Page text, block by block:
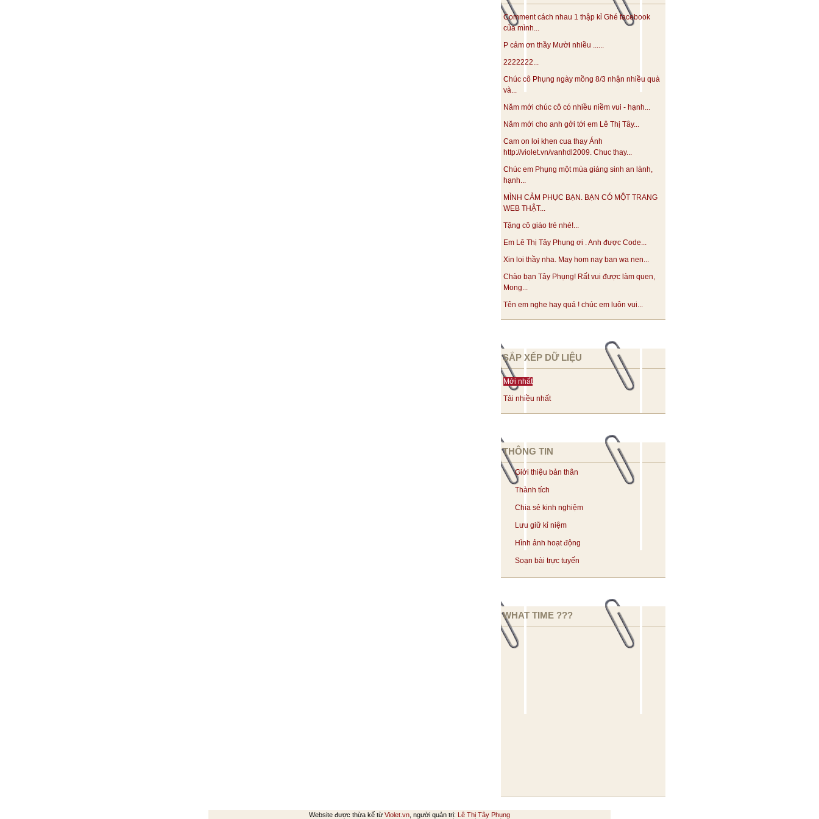
Comment cách nhau 1 thập kỉ Ghé facebook
của mình...
P cảm ơn thầy Mười nhiều ......
2222222...
Chúc cô Phụng ngày mồng 8/3 nhận nhiều quà
và...
Năm mới chúc cô có nhiều niềm vui - hạnh...
Năm mới cho anh gởi tới em Lê Thị Tây...
Cam on loi khen cua thay Ánh
http://violet.vn/vanhdl2009. Chuc thay...
Chúc em Phụng một mùa giáng sinh an lành,
hạnh...
MÌNH CẢM PHỤC BẠN. BẠN CÓ MỘT TRANG
WEB THẬT...
Tặng cô giáo trẻ nhé!...
Em Lê Thị Tây Phụng ơi . Anh được Code...
Xin loi thầy nha. May hom nay ban wa nen...
Chào bạn Tây Phụng! Rất vui được làm quen,
Mong...
Tên em nghe hay quá ! chúc em luôn vui...
SẮP XẾP DỮ LIỆU
Mới nhất
Tải nhiều nhất
THÔNG TIN
Giới thiệu bản thân
Thành tích
Chia sẻ kinh nghiệm
Lưu giữ kỉ niệm
Hình ảnh hoạt động
Soạn bài trực tuyến
WHAT TIME ???
Website được thừa kế từ Violet.vn , người quản trị: Lê Thị Tây Phụng